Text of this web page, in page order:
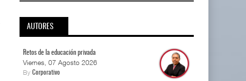
AUTORES
Retos de la educación privada
Viernes, 07 Agosto 2026
ByCorporativo